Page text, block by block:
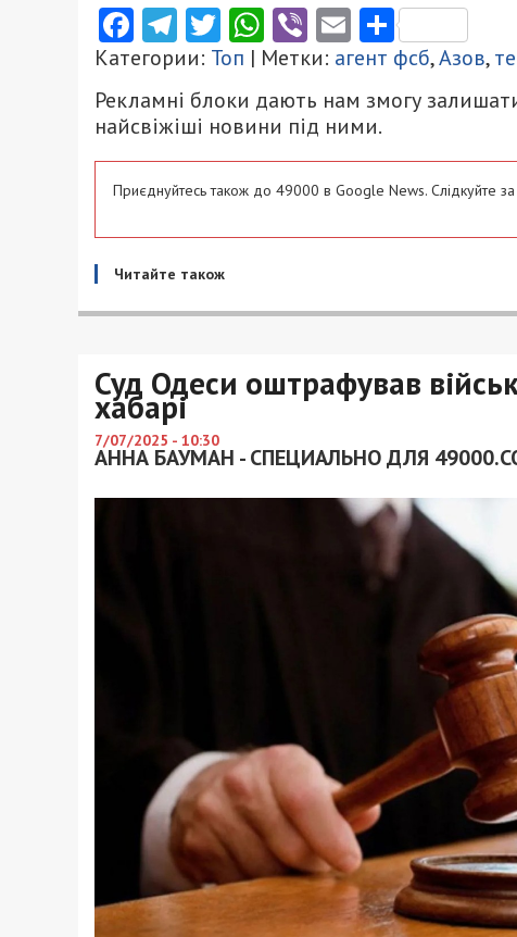
Facebook
Telegram
Twitter
WhatsApp
ViberEmail
Категории: Топ | Метки: агент фсб,Азов,
Рекламні блоки дають нам змогу
найсвіжіші новини під ними.
Приєднуйтесь також до 49000 в Google News. Слідкуйте за
Читайте також
Суд Одеси оштрафував
хабарі
7/07/2025 - 10:30
АННА БАУМАН - СПЕЦИАЛЬНО ДЛЯ